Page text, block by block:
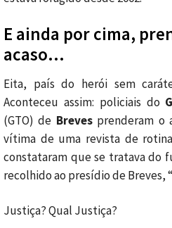
E ainda por cima,
acaso…
Eita, país do herói sem
Aconteceu assim: policiais do
(GTO) de Brevesprenderam o
vítima de uma revista de
constataram que se tratava do
recolhido ao presídio de Breves,
Justiça? Qual Justiça?